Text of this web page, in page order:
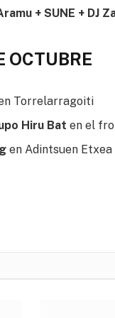
+ SUNE + DJ
OCTUBRE
Torrelarragoiti
Hiru Bat en el
en Adintsuen Etxea